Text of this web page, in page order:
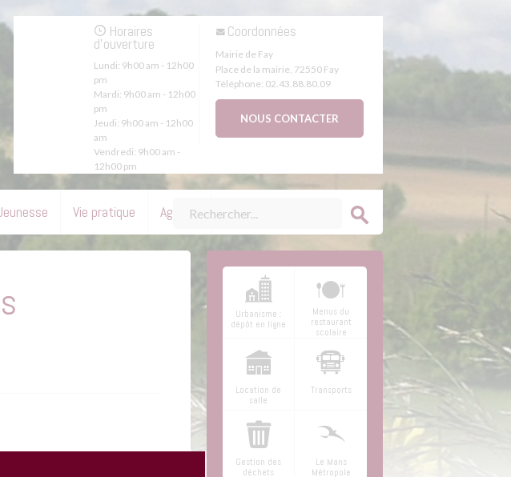
Horaires
d'ouverture
Lundi: 9h00 am - 12h00
pm
Mardi: 9h00 am - 12h00
pm
Jeudi: 9h00 am - 12h00
am
Vendredi: 9h00 am -
12h00 pm
Coordonnées
Mairie de Fay
Place de la mairie, 72550 Fay
Téléphone: 02.43.88.80.09
NOUS CONTACTER
Vie pratique Agenda
Urbanisme :
dépôt en ligne
Menus du
restaurant
scolaire
Location de
salle
Transports
Gestion des
déchets
Le Mans
Métropole